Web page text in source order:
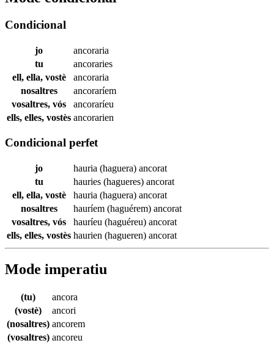
Condicional
jo
ancoraria
tu
ancoraries
ell, ella, vostè
ancoraria
nosaltres
ancoraríem
vosaltres, vós
ancoraríeu
ells, elles, vostès ancorarien
Condicional perfet
jo hauria (haguera) ancorat
tu
hauries (hagueres) ancorat
ell, ella, vostè
hauria (haguera) ancorat
nosaltres
hauríem (haguérem) ancorat
vosaltres, vós
hauríeu (haguéreu) ancorat
ells, elles, vostès haurien (hagueren) ancorat
Mode imperatiu
(tu)
ancora
(vostè)
ancori
(nosaltres) ancorem
(vosaltres) ancoreu